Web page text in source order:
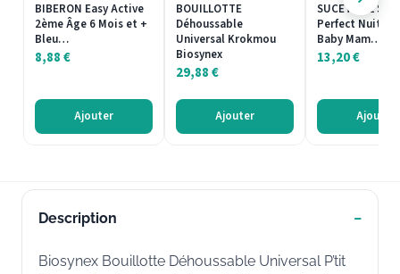
BIBERON Easy Active
2ème Âge 6 Mois et +
Bleu…
8,88€
Ajouter
BOUILLOTTE
Déhoussable
Universal Krokmou
Biosynex
29,88€
Ajouter
SUCETTE 2
Perfect Nuit 2
Baby Mam…
13,20€
Ajouter
Description
Biosynex Bouillotte Déhoussable Universal P’tit